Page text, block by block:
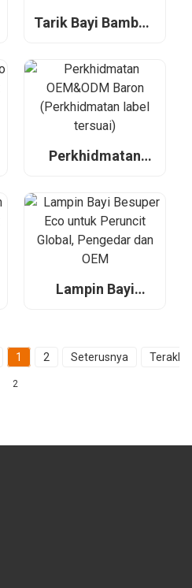
Tarik Bayi Bamboo
Global, Pengedar
dan OEM
Perkhidmatan
label tersuai)
Lampin Bayi
1 2 Seterusnya Terakhir
2